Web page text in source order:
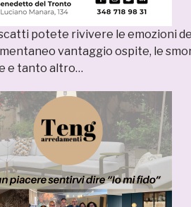
potete rivivere le emozioni
vantaggio ospite, le
e tanto altro…